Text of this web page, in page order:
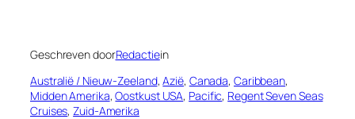
Geschreven doorRedactiein
Australië / Nieuw-Zeeland, Azië, Canada, Caribbean
Midden Amerika, Oostkust USA, Pacific, Regent Seven Seas
Cruises, Zuid-Amerika